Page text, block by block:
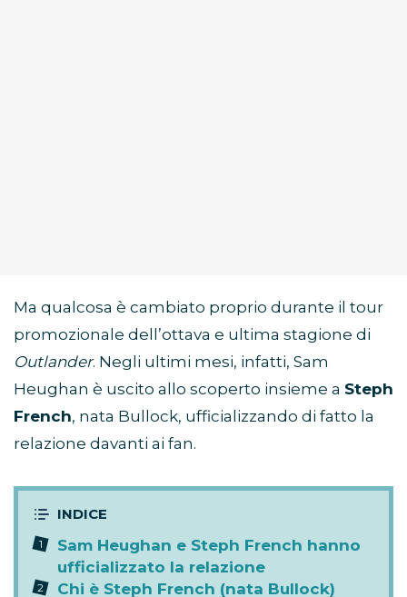
Ma qualcosa è cambiato proprio durante il tour
promozionale dell’ottava e ultima stagione di
Outlander. Negli ultimi mesi, infatti, Sam
Heughan è uscito allo scoperto insieme a Steph
French, nata Bullock, ufficializzando di fatto la
relazione davanti ai fan.
Sam Heughan e Steph French hanno
ufficializzato la relazione
Chi è Steph French (nata Bullock)